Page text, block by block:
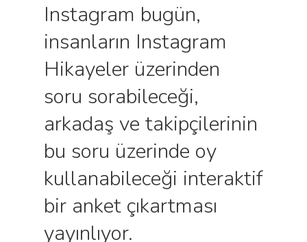
Instagram bugün,
insanların Instagram
Hikayeler üzerinden
soru sorabileceği,
arkadaş ve takipçilerinin
bu soru üzerinde oy
kullanabileceği interaktif
bir anket çıkartması
yayınlıyor.